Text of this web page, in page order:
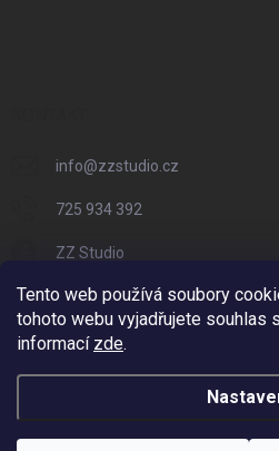
Tento web používá soubory
tohoto webu vyjadřujete souhlas
informací zde.
info@zzstudio.cz
725 934 392
ZZ Studio
zzstudio_cz
Vytvořil
ZZ Eshop - Svět